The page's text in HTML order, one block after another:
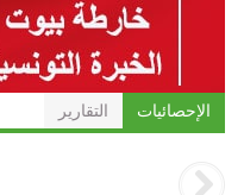
الإحصائيات التقارير